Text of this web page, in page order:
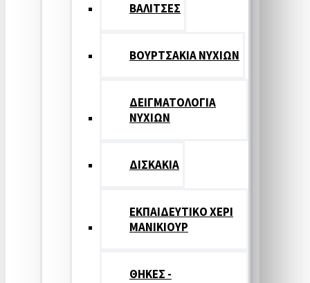
ΒΑΛΙΤΣΕΣ
ΒΟΥΡΤΣΑΚΙΑ ΝΥΧΙΩΝ
ΔΕΙΓΜΑΤΟΛΟΓΙΑ
ΝΥΧΙΩΝ
ΔΙΣΚΑΚΙΑ
ΕΚΠΑΙΔΕΥΤΙΚΟ ΧΕΡΙ
ΜΑΝΙΚΙΟΥΡ
ΘΗΚΕΣ -